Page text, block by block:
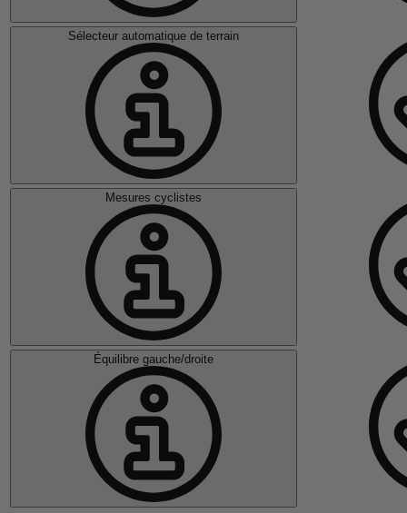
Sélecteur automatique de terrain
Mesures cyclistes
Équilibre gauche/droite